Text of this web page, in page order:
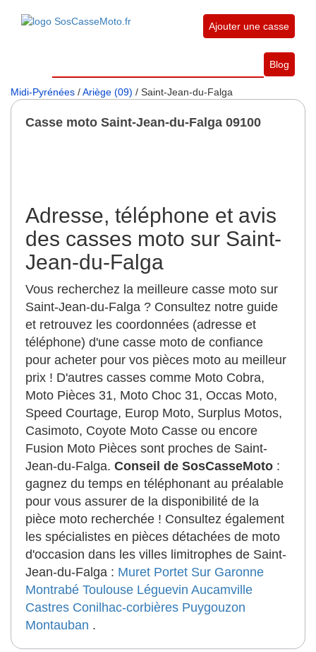
Ajouter une casse
Blog
Midi-Pyrénées /Ariège (09) / Saint-Jean-du-Falga
Casse moto Saint-Jean-du-Falga 09100
Adresse, téléphone et avis
des casses moto sur Saint-
Jean-du-Falga
Vous recherchez la meilleure casse moto sur
Saint-Jean-du-Falga ? Consultez notre guide
et retrouvez les coordonnées (adresse et
téléphone) d'une casse moto de confiance
pour acheter pour vos pièces moto au meilleur
prix ! D'autres casses comme Moto Cobra,
Moto Pièces 31, Moto Choc 31, Occas Moto,
Speed Courtage, Europ Moto, Surplus Motos,
Casimoto, Coyote Moto Casse ou encore
Fusion Moto Pièces sont proches de Saint-
Jean-du-Falga. Conseil de SosCasseMoto :
gagnez du temps en téléphonant au préalable
pour vous assurer de la disponibilité de la
pièce moto recherchée ! Consultez également
les spécialistes en pièces détachées de moto
d'occasion dans les villes limitrophes de Saint-
Jean-du-Falga : Muret Portet Sur Garonne
Montrabé Toulouse Léguevin Aucamville
Castres Conilhac-corbières Puygouzon
Montauban .